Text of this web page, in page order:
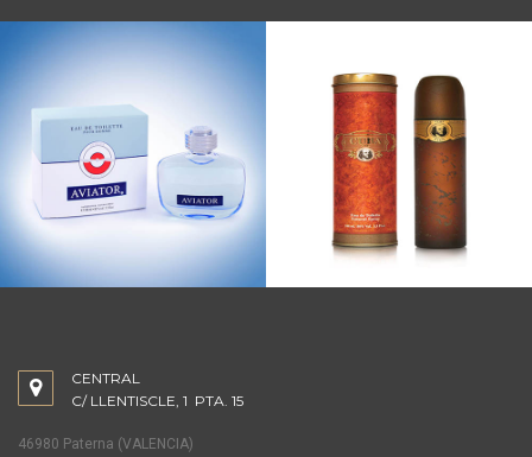
CENTRAL
C/ LLENTISCLE, 1 PTA. 15
46980 Paterna (VALENCIA)